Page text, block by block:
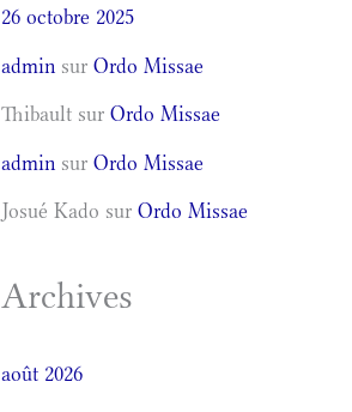
26 octobre 2025
admin surOrdo Missae
Thibault surOrdo Missae
admin surOrdo Missae
Josué Kado surOrdo Missae
Archives
août 2026